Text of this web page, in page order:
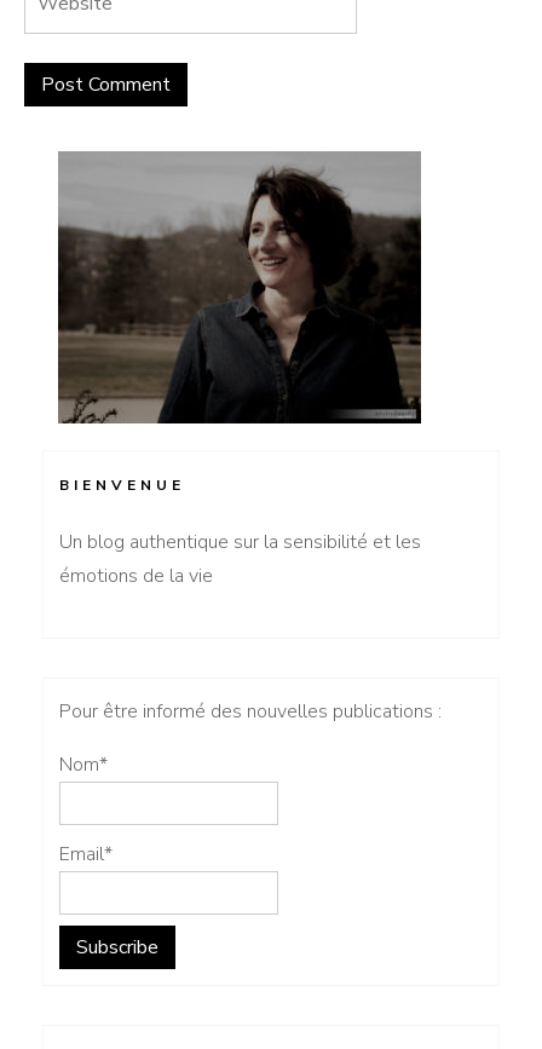
BIENVENUE
Un blog authentique sur la sensibilité et les
émotions de la vie
Pour être informé des nouvelles publications :
Nom*
Email*